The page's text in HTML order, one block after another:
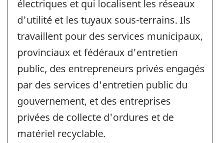
électriques et qui localisent les réseaux
d'utilité et les tuyaux sous-terrains. Ils
travaillent pour des services municipaux,
provinciaux et fédéraux d'entretien
public, des entrepreneurs privés engagés
par des services d'entretien public du
gouvernement, et des entreprises
privées de collecte d'ordures et de
matériel recyclable.